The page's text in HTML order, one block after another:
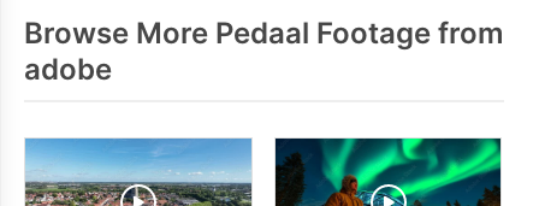
Browse More Pedaal Footage from
adobe